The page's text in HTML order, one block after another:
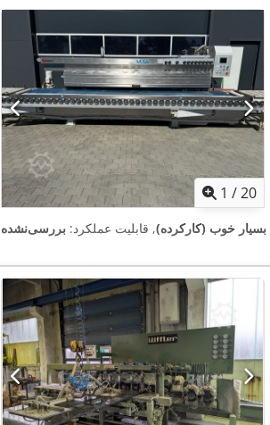
1 /20
بسیار خوب (کارکرده), قابلیت عملکرد: بررسی‌نشده